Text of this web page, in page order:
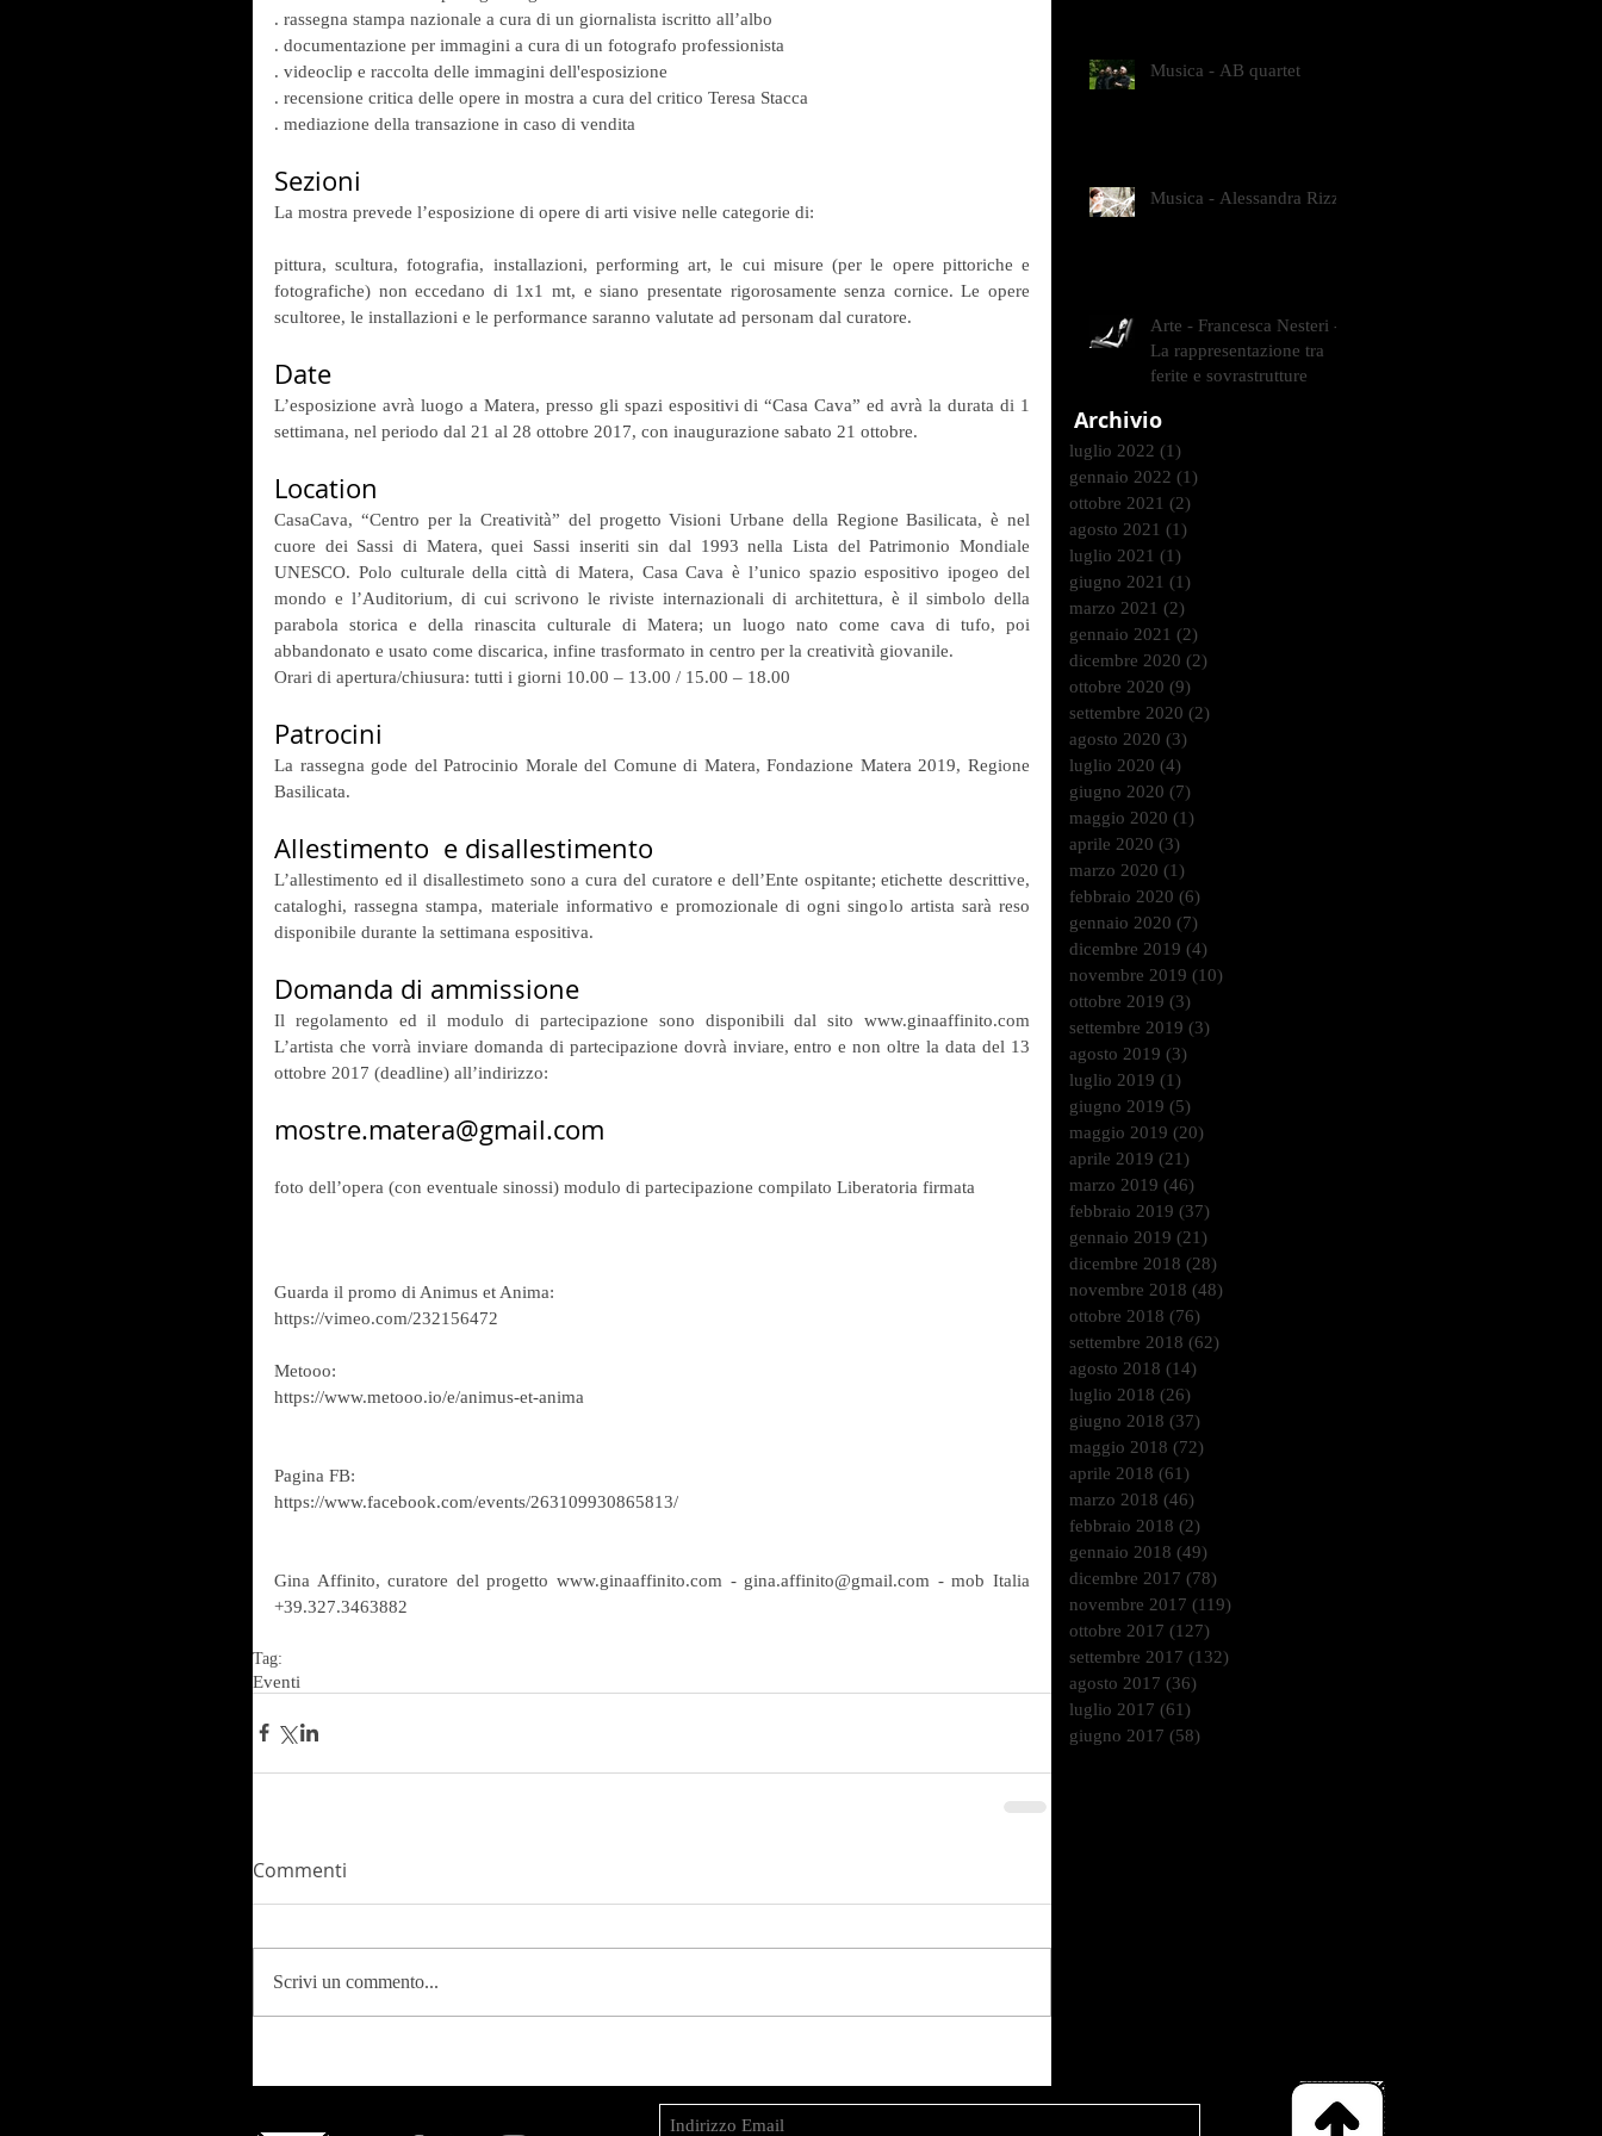
. rassegna stampa nazionale a cura di un giornalista iscritto all’albo
. documentazione per immagini a cura di un fotografo professionista
. videoclip e raccolta delle immagini dell'esposizione
. recensione critica delle opere in mostra a cura del critico Teresa Stacca
. mediazione della transazione in caso di vendita
Sezioni
La mostra prevede l’esposizione di opere di arti visive nelle categorie di:
pittura, scultura, fotografia, installazioni, performing art, le cui misure (per le opere pittoriche e
fotografiche) non eccedano di 1x1 mt, e siano presentate rigorosamente senza cornice. Le opere
scultoree, le installazioni e le performance saranno valutate ad personam dal curatore.
Date
L’esposizione avrà luogo a Matera, presso gli spazi espositivi di “Casa Cava” ed avrà la durata di 1
settimana, nel periodo dal 21 al 28 ottobre 2017, con inaugurazione sabato 21 ottobre.
Location
CasaCava, “Centro per la Creatività” del progetto Visioni Urbane della Regione Basilicata, è nel
cuore dei Sassi di Matera, quei Sassi inseriti sin dal 1993 nella Lista del Patrimonio Mondiale
UNESCO. Polo culturale della città di Matera, Casa Cava è l’unico spazio espositivo ipogeo del
mondo e l’Auditorium, di cui scrivono le riviste internazionali di architettura, è il simbolo della
parabola storica e della rinascita culturale di Matera; un luogo nato come cava di tufo, poi
abbandonato e usato come discarica, infine trasformato in centro per la creatività giovanile.
Orari di apertura/chiusura: tutti i giorni 10.00 – 13.00 / 15.00 – 18.00
Patrocini
La rassegna gode del Patrocinio Morale del Comune di Matera, Fondazione Matera 2019, Regione
Basilicata.
Allestimento  e disallestimento
L’allestimento ed il disallestimeto sono a cura del curatore e dell’Ente ospitante; etichette descrittive,
cataloghi, rassegna stampa, materiale informativo e promozionale di ogni singolo artista sarà reso
disponibile durante la settimana espositiva.
Domanda di ammissione
Il regolamento ed il modulo di partecipazione sono disponibili dal sito www.ginaaffinito.com
L’artista che vorrà inviare domanda di partecipazione dovrà inviare, entro e non oltre la data del 13
ottobre 2017 (deadline) all’indirizzo:
mostre.matera@gmail.com
foto dell’opera (con eventuale sinossi) modulo di partecipazione compilato Liberatoria firmata
Guarda il promo di Animus et Anima:
https://vimeo.com/232156472
Metooo:
https://www.metooo.io/e/animus-et-anima
Pagina FB:
https://www.facebook.com/events/263109930865813/
Gina Affinito, curatore del progetto www.ginaaffinito.com - gina.affinito@gmail.com - mob Italia
+39.327.3463882
Tag:
Eventi
Commenti
Scrivi un commento...
Musica - AB quartet
Musica - Alessandra Rizzo
Arte - Francesca Nesteri -
La rappresentazione tra
ferite e sovrastrutture
Archivio
luglio 2022 (1)
gennaio 2022 (1)
ottobre 2021 (2)
agosto 2021 (1)
luglio 2021 (1)
giugno 2021 (1)
marzo 2021 (2)
gennaio 2021 (2)
dicembre 2020 (2)
ottobre 2020 (9)
settembre 2020 (2)
agosto 2020 (3)
luglio 2020 (4)
giugno 2020 (7)
maggio 2020 (1)
aprile 2020 (3)
marzo 2020 (1)
febbraio 2020 (6)
gennaio 2020 (7)
dicembre 2019 (4)
novembre 2019 (10)
ottobre 2019 (3)
settembre 2019 (3)
agosto 2019 (3)
luglio 2019 (1)
giugno 2019 (5)
maggio 2019 (20)
aprile 2019 (21)
marzo 2019 (46)
febbraio 2019 (37)
gennaio 2019 (21)
dicembre 2018 (28)
novembre 2018 (48)
ottobre 2018 (76)
settembre 2018 (62)
agosto 2018 (14)
luglio 2018 (26)
giugno 2018 (37)
maggio 2018 (72)
aprile 2018 (61)
marzo 2018 (46)
febbraio 2018 (2)
gennaio 2018 (49)
dicembre 2017 (78)
novembre 2017 (119)
ottobre 2017 (127)
settembre 2017 (132)
agosto 2017 (36)
luglio 2017 (61)
giugno 2017 (58)